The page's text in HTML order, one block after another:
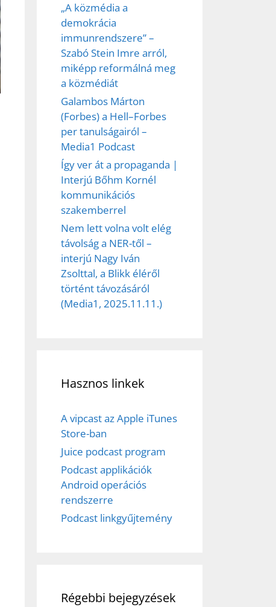
„A közmédia a
demokrácia
immunrendszere” –
Szabó Stein Imre arról,
miképp reformálná meg
a közmédiát
Galambos Márton
(Forbes) a Hell–Forbes
per tanulságairól –
Media1 Podcast
Így ver át a propaganda |
Interjú Bőhm Kornél
kommunikációs
szakemberrel
Nem lett volna volt elég
távolság a NER-től –
interjú Nagy Iván
Zsolttal, a Blikk éléről
történt távozásáról
(Media1, 2025.11.11.)
Hasznos linkek
A vipcast az Apple iTunes
Store-ban
Juice podcast program
Podcast applikációk
Android operációs
rendszerre
Podcast linkgyűjtemény
Régebbi bejegyzések